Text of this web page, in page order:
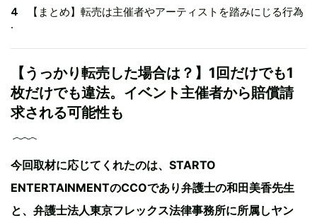
【まとめ】転売は主催者やアーティストを踏みにじる行為
【うっかり転売した場合は？】1回だけでも1
枚だけでも違法。イベント主催者から賠償請
求される可能性も
今回取材に応じてくれたのは、STARTO
ENTERTAINMENTのCCOであり弁護士の和田美香先生
と、弁護士法人東京フレックス法律事務所に所属しヤン